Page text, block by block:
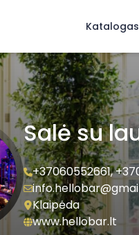
Katalogas
Salė su
+37060552661,
Klaipėda
www.hellobar.lt